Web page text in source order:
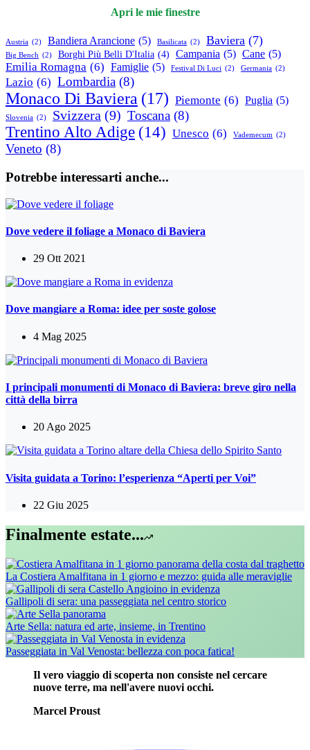
Apri le mie finestre
Austria (2) Bandiera Arancione (5) Basilicata (2) Baviera (7)
Big Bench (2) Borghi Più Belli D'Italia (4) Campania (5) Cane (5)
Emilia Romagna (6) Famiglie (5) Festival Di Luci (2) Germania (2)
Lazio (6) Lombardia (8)
Monaco Di Baviera (17) Piemonte (6) Puglia (5)
Slovenia (2) Svizzera (9) Toscana (8)
Trentino Alto Adige (14) Unesco (6) Vademecum (2)
Veneto (8)
Potrebbe interessarti anche...
Dove vedere il foliage a Monaco di Baviera
29 Ott 2021
Dove mangiare a Roma: idee per soste golose
4 Mag 2025
I principali monumenti di Monaco di Baviera: breve giro nella
città della birra
20 Ago 2025
Visita guidata a Torino: l’esperienza “Aperti per Voi”
22 Giu 2025
Finalmente estate...
La Costiera Amalfitana in 1 giorno e mezzo: guida alle meraviglie
Gallipoli di sera: una passeggiata nel centro storico
Arte Sella: natura ed arte, insieme, in Trentino
Passeggiata in Val Venosta: bellezza con poca fatica!
Il vero viaggio di scoperta non consiste nel cercare
nuove terre, ma nell'avere nuovi occhi.
Marcel Proust